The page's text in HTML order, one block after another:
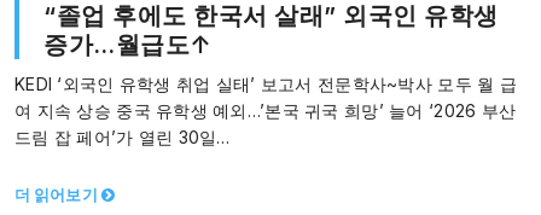
“졸업 후에도 한국서 살래” 외국인 유학생
증가…월급도↑
KEDI ‘외국인 유학생 취업 실태’ 보고서 전문학사~박사 모두 월 급
여 지속 상승 중국 유학생 예외…’본국 귀국 희망’ 늘어 ‘2026 부산
드림 잡 페어’가 열린 30일…
더 읽어보기